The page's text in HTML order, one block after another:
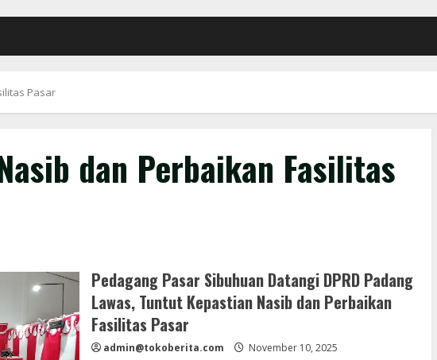
Pasar
dan Perbaikan Fasilitas
Pedagang Pasar Sibuhuan Datangi DPRD Padang
Lawas, Tuntut Kepastian Nasib dan Perbaikan
Fasilitas Pasar
admin@tokoberita.com November 10, 2025